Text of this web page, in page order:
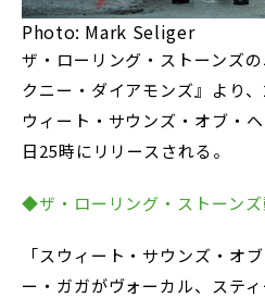
Photo: Mark Seliger
ザ・ローリング・ストーンズ
クニー・ダイアモンズ』より
ウィート・サウンズ・オブ・
日25時にリリースされる。
◆ザ・ローリング・ストーン
「スウィート・サウンズ・オ
ー・ガガがヴォーカル、ステ